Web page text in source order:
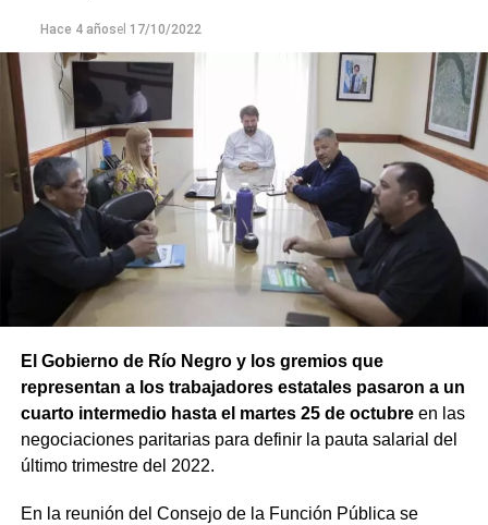
Hace 4 añosel 17/10/2022
El Gobierno de Río Negro y los gremios que
representan a los trabajadores estatales pasaron a un
cuarto intermedio hasta el martes 25 de octubreen las
negociaciones paritarias para definir la pauta salarial del
último trimestre del 2022.
En la reunión del Consejo de la Función Pública se